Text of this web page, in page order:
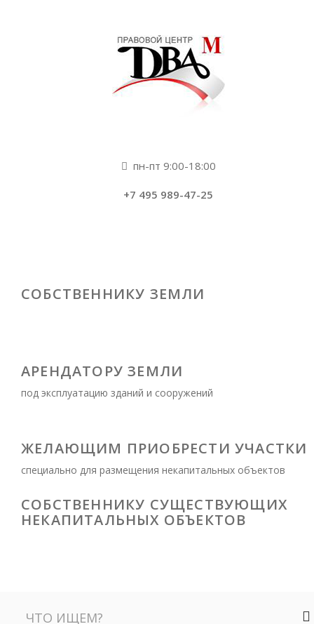
пн-пт 9:00-18:00
+7 495 989-47-25
СОБСТВЕННИКУ ЗЕМЛИ
АРЕНДАТОРУ ЗЕМЛИ
под эксплуатацию зданий и сооружений
ЖЕЛАЮЩИМ ПРИОБРЕСТИ УЧАСТКИ
специально для размещения некапитальных объектов
СОБСТВЕННИКУ СУЩЕСТВУЮЩИХ
НЕКАПИТАЛЬНЫХ ОБЪЕКТОВ